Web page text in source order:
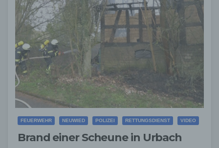
FEUERWEHR NEUWIED POLIZEI RETTUNGSDIENST VIDEO
Brand einer Scheune in Urbach